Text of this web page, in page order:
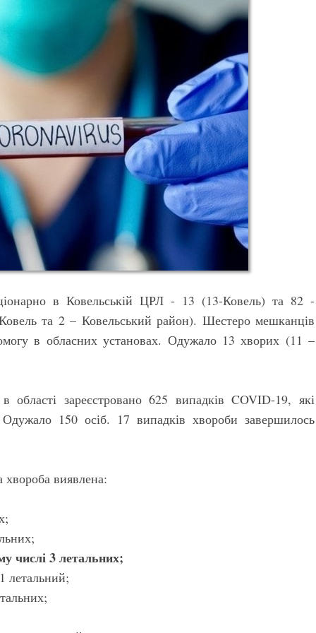
в Ковельській ЦРЛ - 13 (13-Ковель) та 82 -
та 2 – Ковельський район). Шестеро мешканців
в обласних установах. Одужало 13 хворих (11 –
зареєстровано 625 випадків COVID-19, які
150 осіб. 17 випадків хвороби завершилось
хвороба виявлена:
числі 3 летальних;
летальний;